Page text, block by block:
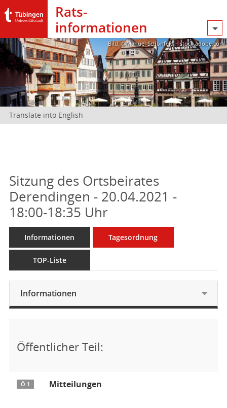
Rats­
informationen
Bild: @Manuel Schönfeld – stock.adobe.com
Translate into English
Sitzung des Ortsbeirates
Derendingen - 20.04.2021 -
18:00-18:35 Uhr
Informationen Tagesordnung
TOP-Liste
Informationen
Öffentlicher Teil:
Ö 1 Mitteilungen